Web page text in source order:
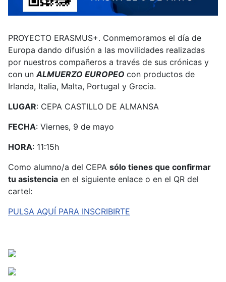
PROYECTO ERASMUS+. Conmemoramos el día de
Europa dando difusión a las movilidades realizadas
por nuestros compañeros a través de sus crónicas y
con un ALMUERZO EUROPEO con productos de
Irlanda, Italia, Malta, Portugal y Grecia.
LUGAR: CEPA CASTILLO DE ALMANSA
FECHA: Viernes, 9 de mayo
HORA: 11:15h
Como alumno/a del CEPA sólo tienes que confirmar
tu asistencia en el siguiente enlace o en el QR del
cartel:
PULSA AQUÍ PARA INSCRIBIRTE